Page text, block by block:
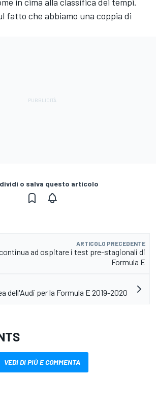
fatto che abbiamo una coppia di
o salva questo articolo
ARTICOLO PRECEDENTE
ad ospitare i test pre-stagionali di
Formula E
dell'Audi per la Formula E 2019-2020
VEDI DI PIÙ E COMMENTA